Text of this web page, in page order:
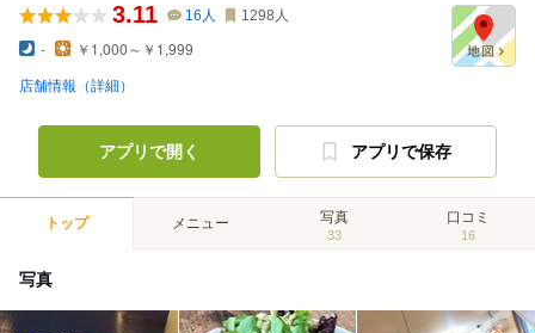
3.11 16 人 1298 人
- ￥1,000～￥1,999
店舗情報（詳細）
アプリで開く アプリで保存
トップ メニュー 写真
33
口コミ
16
写真